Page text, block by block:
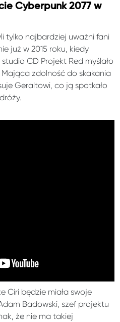
Cyberpunk 2077 w
tylko najbardziej uważni fani
już w 2015 roku, kiedy
CD Projekt Red myślało
zdolność do skakania
Geraltowi, co ją spotkało
Ciri będzie miała swoje
Badowski, szef projektu
że nie ma takiej